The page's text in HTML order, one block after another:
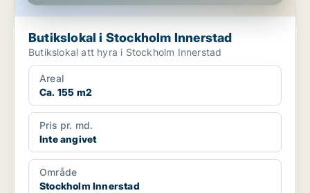
Butikslokal i Stockholm Innerstad
Butikslokal att hyra i Stockholm Innerstad
Areal
Ca. 155 m2
Pris pr. md.
Inte angivet
Område
Stockholm Innerstad